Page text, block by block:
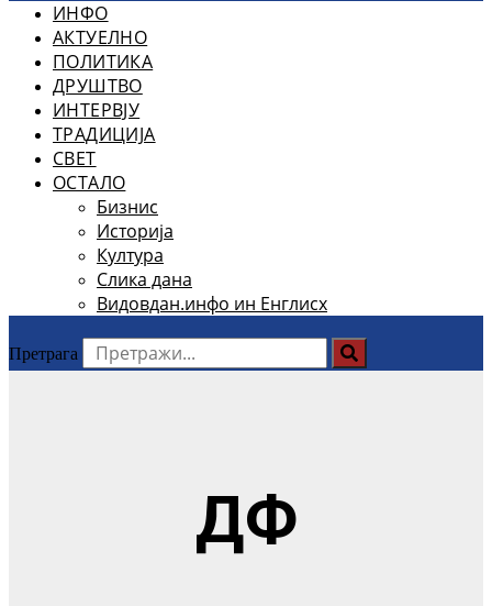
ИНФО
АКТУЕЛНО
ПОЛИТИКА
ДРУШТВО
ИНТЕРВЈУ
ТРАДИЦИЈА
СВЕТ
ОСТАЛО
Бизнис
Историја
Култура
Слика дана
Видовдан.инфо ин Енглисх
Претрага
ДФ